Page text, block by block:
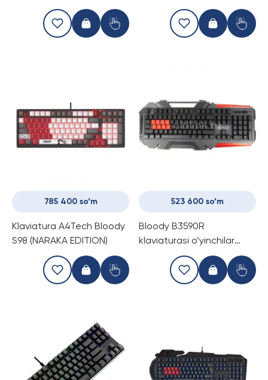
klaviatura
785 400 so‘m
Klaviatura A4Tech Bloody
S98 (NARAKA EDITION)
523 600 so‘m
Bloody B3590R
klaviaturasi o‘yinchilar